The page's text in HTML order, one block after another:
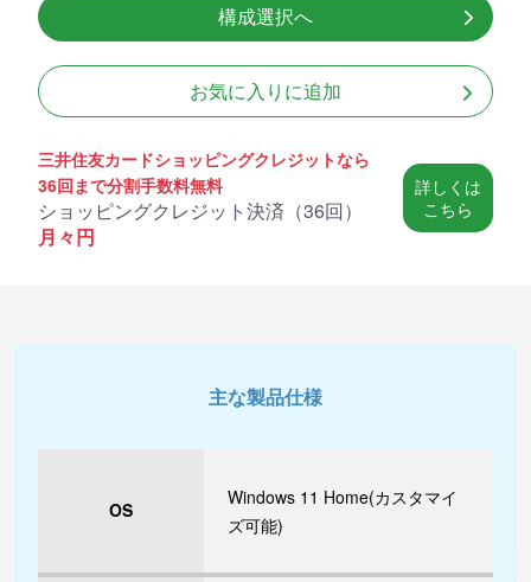
構成選択へ
お気に入りに追加
三井住友カードショッピングクレジットなら
36回まで分割手数料無料
ショッピングクレジット決済（36回）
月々円
詳しくは
こちら
主な製品仕様
OS
Windows 11 Home(カスタマイ
ズ可能)